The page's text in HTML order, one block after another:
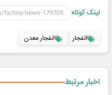
لینک کوتاه
انفجار انفجار معدن
اخبار مرتبط